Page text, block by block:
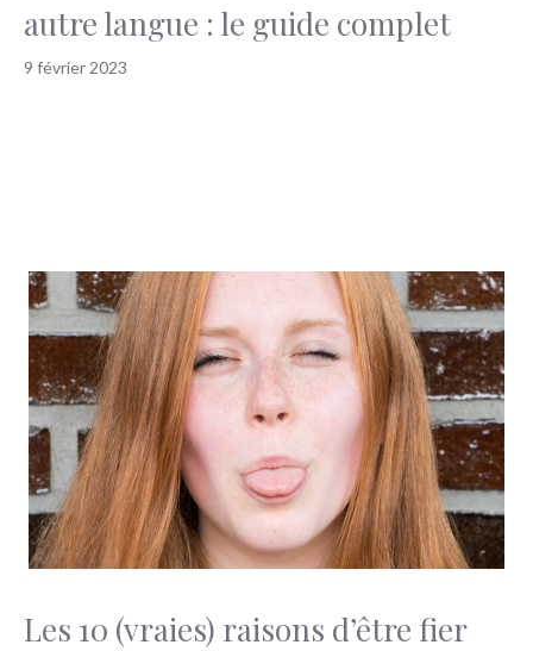
autre langue : le guide complet
9 février 2023
Les 10 (vraies) raisons d’être fier